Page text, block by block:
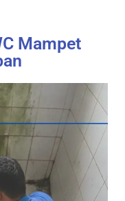
Mampet